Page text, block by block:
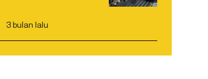
3 bulan lalu